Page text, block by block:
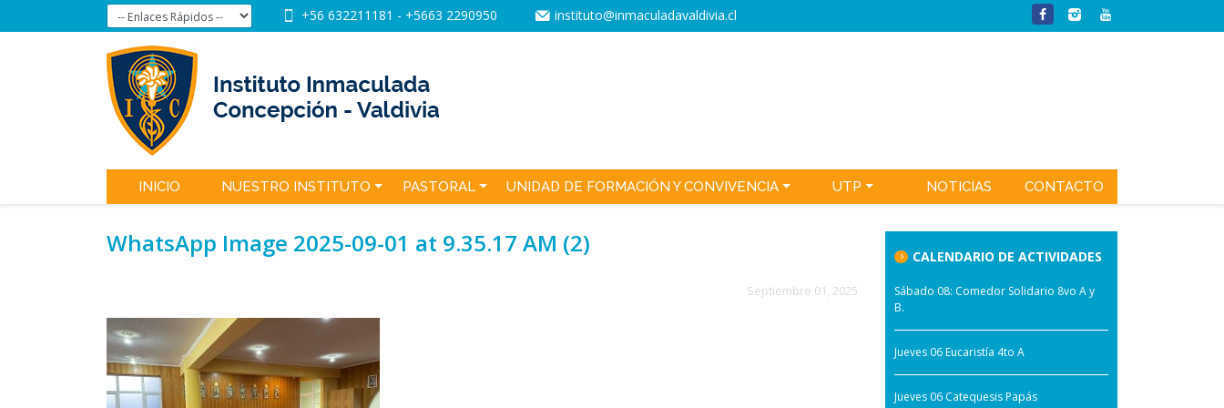
+56 632211181 - +5663 2290950 instituto@inmaculadavaldivia.cl
INICIO NUESTRO INSTITUTO PASTORAL UNIDAD DE FORMACIÓN Y CONVIVENCIA UTP NOTICIAS CONTACTO
WhatsApp Image 2025-09-01 at 9.35.17 AM (2)
Septiembre 01, 2025
CALENDARIO DE ACTIVIDADES
Sábado 08: Comedor Solidario 8vo A y
B.
Jueves 06 Eucaristía 4to A
Jueves 06 Catequesis Papás